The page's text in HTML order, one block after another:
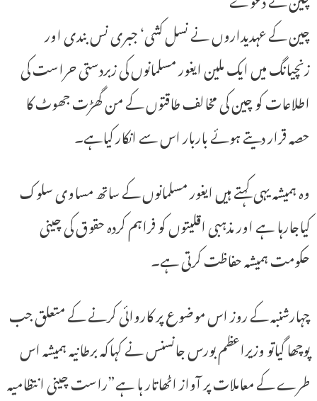
چین کے عہدیداروں نے نسل کشی‘ جبری نس بندی اور
زنچیانگ میں ایک ملین ایغور مسلمانوں کی زبردستی حراست کی
اطلاعات کو چین کی مخالف طاقتوں کے من گھڑت جھوٹ کا
حصہ قرار دیتے ہوئے باربار اس سے انکار کیاہے۔
وہ ہمیشہ یہی کہتے ہیں ایغور مسلمانوں کے ساتھ مساوی سلوک
کیاجارہا ہے اور مذہبی اقلیتوں کو فراہم کردہ حقوق کی چینی
حکومت ہمیشہ حفاظت کرتی ہے۔
چہارشنبہ کے روز اس موضوع پر کاروائی کرنے کے متعلق جب
پوچھا گیاتو وزیراعظم بورس جانسنس نے کہاکہ برطانیہ ہمیشہ اس
طرے کے معاملات پر آواز اٹھاتار ہا ہے”راست چینی انتظامیہ